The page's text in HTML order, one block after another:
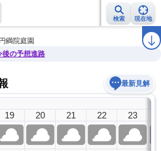
検索 現在地
地震情報 ラ
円満院庭園
後の予想進路
最新見解
19 20 21 22 23